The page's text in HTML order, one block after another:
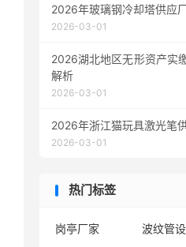
2026年玻璃钢冷却塔供应
2026-03-01
2026湖北地区无形资产实
解析
2026-03-01
2026年浙江猫玩具激光笔
2026-03-01
热门标签
岗亭厂家